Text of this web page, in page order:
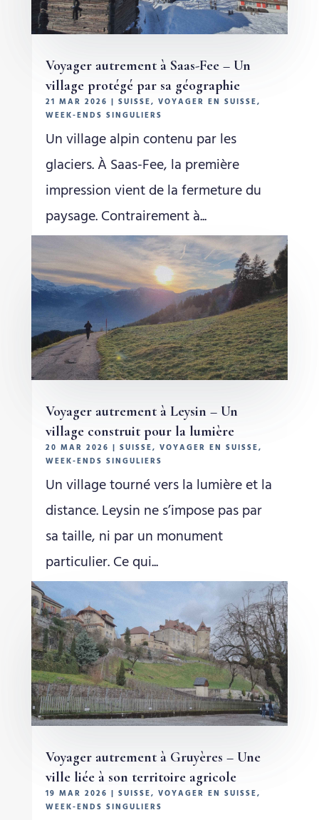
Voyager autrement à Saas-Fee – Un
village protégé par sa géographie
21 MAR 2026 | SUISSE, VOYAGER EN SUISSE,
WEEK-ENDS SINGULIERS
Un village alpin contenu par les
glaciers. À Saas-Fee, la première
impression vient de la fermeture du
paysage. Contrairement à...
Voyager autrement à Leysin – Un
village construit pour la lumière
20 MAR 2026 | SUISSE, VOYAGER EN SUISSE,
WEEK-ENDS SINGULIERS
Un village tourné vers la lumière et la
distance. Leysin ne s’impose pas par
sa taille, ni par un monument
particulier. Ce qui...
Voyager autrement à Gruyères – Une
ville liée à son territoire agricole
19 MAR 2026 | SUISSE, VOYAGER EN SUISSE,
WEEK-ENDS SINGULIERS